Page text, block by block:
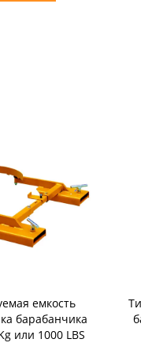
емкость
барабанчика
или 1000 LBS